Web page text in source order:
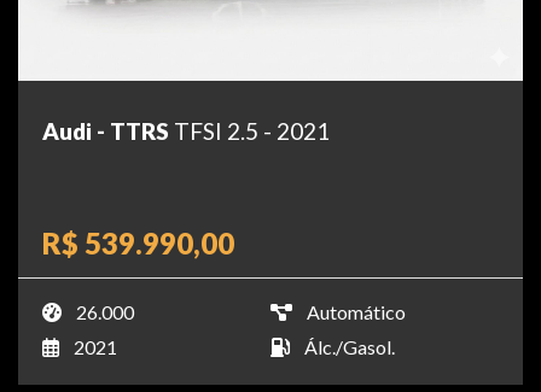
Audi - TTRS TFSI 2.5 - 2021
R$ 539.990,00
26.000
Automático
2021
Álc./Gasol.